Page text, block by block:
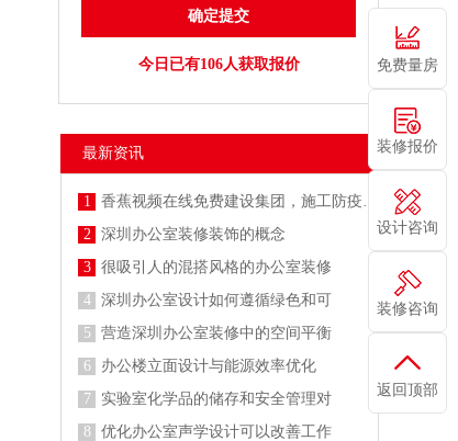
今日已有106人获取报价
最新资讯
1
香蕉视频在线免费建设集团，施工防疫两不误
2
深圳办公室装修装饰的概念
3
很吸引人的混搭风格的办公室装修
4
深圳办公室设计如何遵循绿色和可
5
营造深圳办公室装修中的空间平衡
6
办公楼立面设计与能源效率优化
7
实验室化学品的储存和安全管理对
8
优化办公室声学设计可以改善工作
免费量房
装修报价
设计咨询
装修咨询
返回顶部